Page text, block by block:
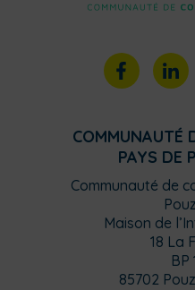
COMMUNAUTÉ
PAYS DE
Communauté de
Maison de
18 La
BP
85702